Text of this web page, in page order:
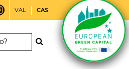
VAL CAS